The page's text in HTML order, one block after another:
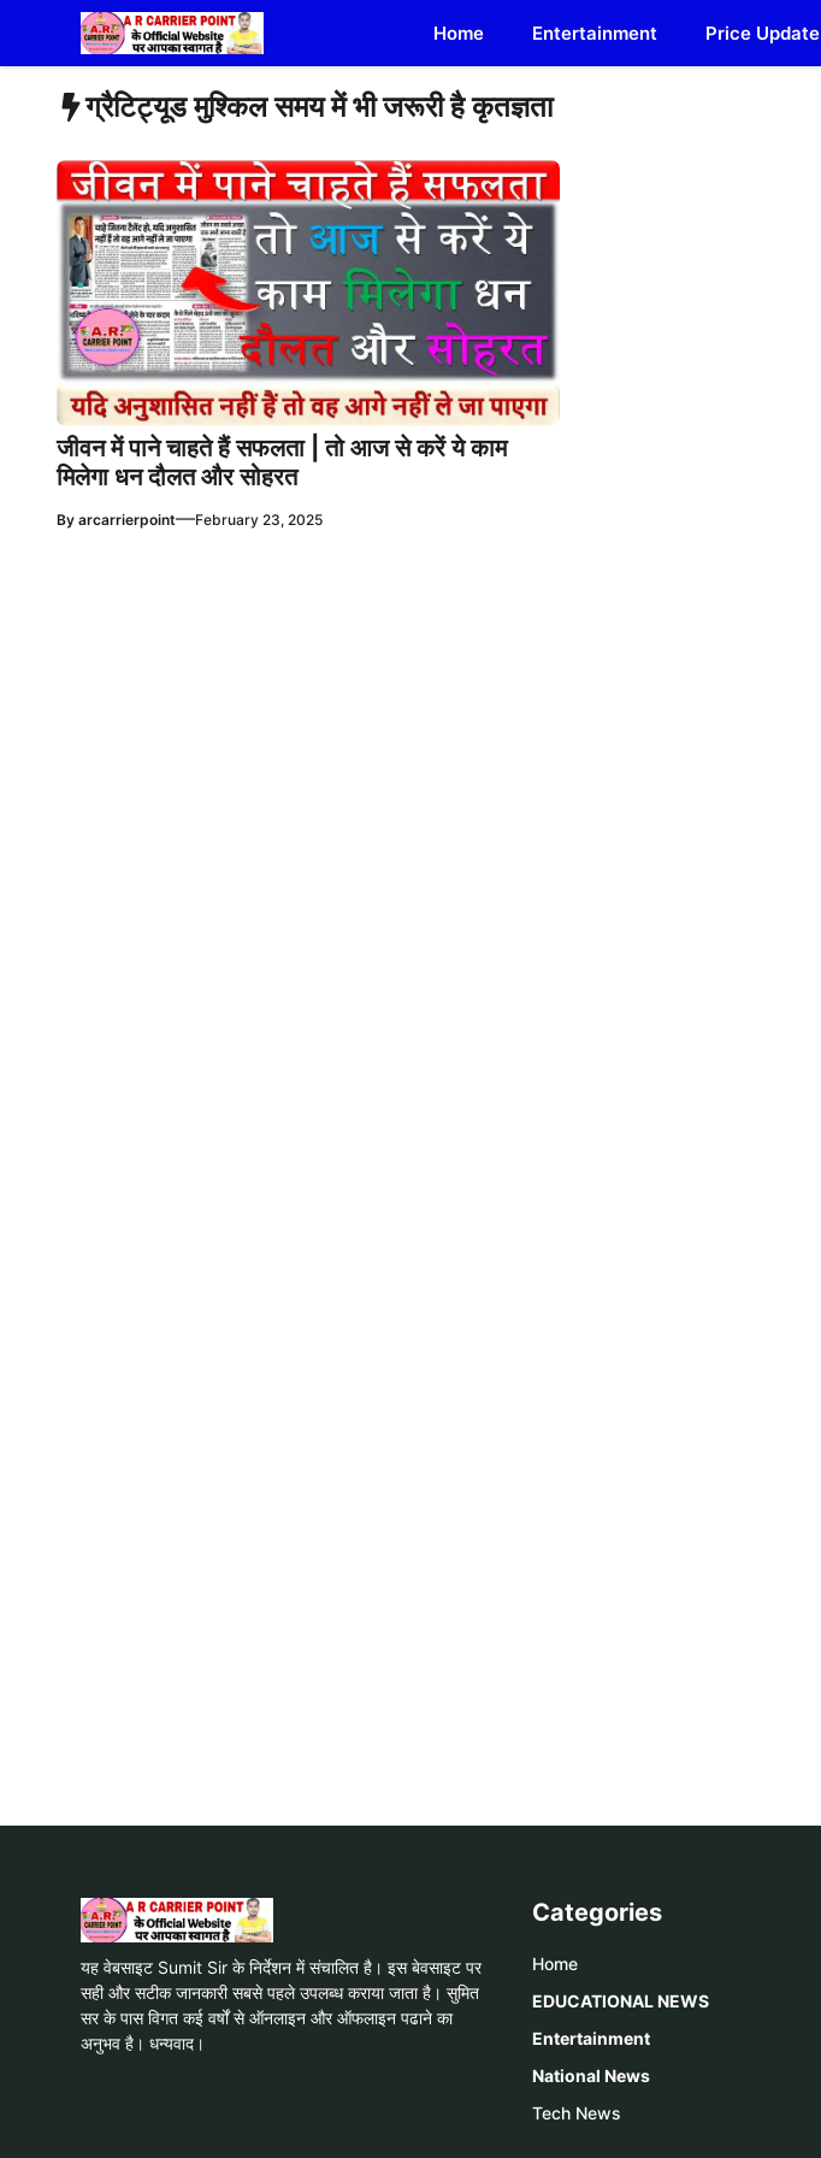
content
Home Entertainment Price Update
ग्रैटिट्यूड मुश्किल समय में भी जरूरी है कृतज्ञता
जीवन में पाने चाहते हैं सफलता | तो आज से करें ये काम
मिलेगा धन दौलत और सोहरत
By arcarrierpoint—February 23, 2025
यह वेबसाइट Sumit Sir के निर्देशन में संचालित है। इस बेवसाइट पर
सही और सटीक जानकारी सबसे पहले उपलब्ध कराया जाता है। सुमित
सर के पास विगत कई वर्षों से ऑनलाइन और ऑफलाइन पढाने का
अनुभव है। धन्यवाद।
Categories
Home
EDUCATIONAL NEWS
Entertainment
National News
Tech News